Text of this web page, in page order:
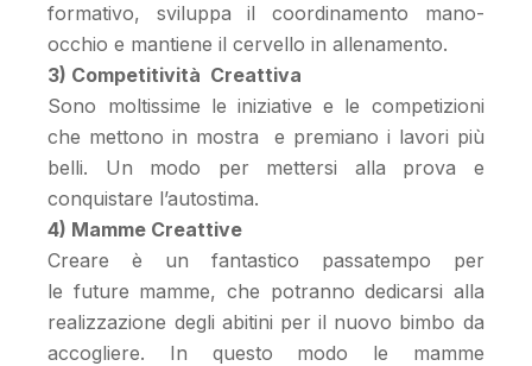
formativo, sviluppa il coordinamento mano-
occhio e mantiene il cervello in allenamento.
3) Competitività Creattiva
Sono moltissime le iniziative e le competizioni
che mettono in mostra e premiano i lavori più
belli. Un modo per mettersi alla prova e
conquistare l’autostima.
4) Mamme Creattive
Creare è un fantastico passatempo per
le future mamme, che potranno dedicarsi alla
realizzazione degli abitini per il nuovo bimbo da
accogliere. In questo modo le mamme